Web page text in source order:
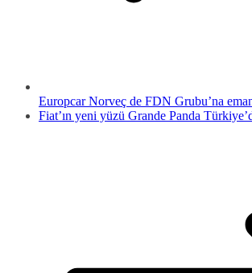
Europcar Norveç de FDN Grubu’na
Fiat’ın yeni yüzü Grande Panda